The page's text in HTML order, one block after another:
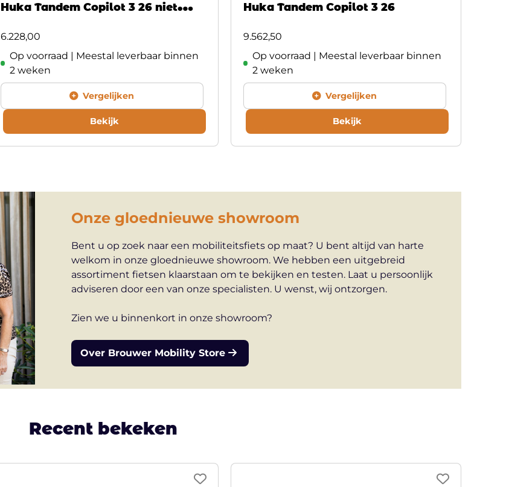
Huka Tandem Copilot 3 26 niet
6.228,00
Op voorraad | Meestal leverbaar binnen
2 weken
Vergelijken
Bekijk
Huka Tandem Copilot 3 26
9.562,50
Op voorraad | Meestal leverbaar binnen
2 weken
Vergelijken
Bekijk
Onze gloednieuwe showroom
Bent u op zoek naar een mobiliteitsfiets op maat? U bent altijd van harte
welkom in onze gloednieuwe showroom. We hebben een uitgebreid
assortiment fietsen klaarstaan om te bekijken en testen. Laat u persoonlijk
adviseren door een van onze specialisten. U wenst, wij ontzorgen.
Zien we u binnenkort in onze showroom?
Over Brouwer Mobility Store
Recent bekeken